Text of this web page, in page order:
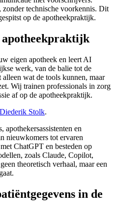
technische voorkennis. Dit
op de apotheekpraktijk.
eigen apotheek en leert AI
werk, van de balie tot de
wat de tools kunnen, maar
Wij trainen professionals in zorg
af op de apotheekpraktijk.
Diederik Stolk.
apothekersassistenten en
nieuwkomers tot ervaren
ChatGPT en besteden op
zoals Claude, Copilot,
theoretisch verhaal, maar een
in de